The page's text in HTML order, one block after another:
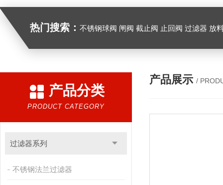
热门搜索： 不锈钢球阀 闸阀 截止阀 止回阀 过滤器 放
产品分类
PRODUCT CATEGORY
过滤器系列
不锈钢法兰过滤器
产品展示 /